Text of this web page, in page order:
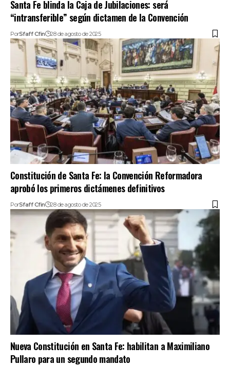
Santa Fe blinda la Caja de Jubilaciones: será
“intransferible” según dictamen de la Convención
PorSfaff Cfin 28 de agosto de 2025
Constitución de Santa Fe: la Convención Reformadora
aprobó los primeros dictámenes definitivos
PorSfaff Cfin 28 de agosto de 2025
Nueva Constitución en Santa Fe: habilitan a Maximiliano
Pullaro para un segundo mandato